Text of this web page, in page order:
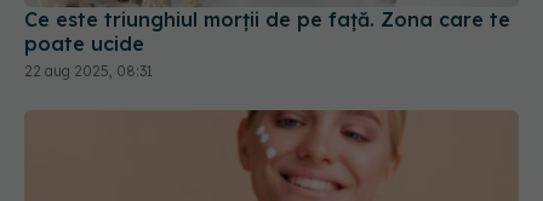
Ce este triunghiul morții de pe față. Zona care te
poate ucide
22 aug 2025, 08:31